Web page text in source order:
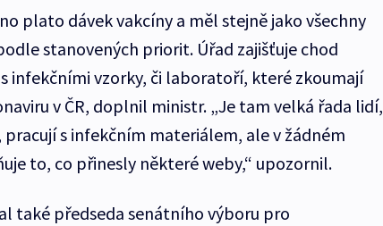
plato dávek vakcíny a měl stejně jako všechny
stanovených priorit. Úřad zajišťuje chod
infekčními vzorky, či laboratoří, které zkoumají
v ČR, doplnil ministr. „Je tam velká řada lidí,
s infekčním materiálem, ale v žádném
to, co přinesly některé weby,“ upozornil.
také předseda senátního výboru pro